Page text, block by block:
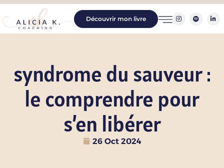
Découvrir mon livre
syndrome du sauveur :
le comprendre pour
s’en libérer
26 Oct 2024